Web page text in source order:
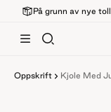
På grunn av nye
Oppskrift Kjole Med